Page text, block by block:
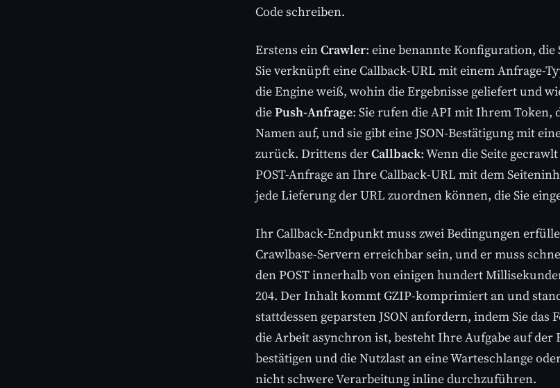
Code schreiben.
Erstens einCrawler: eine benannte Konfiguration,
Sie verknüpft eine Callback-URL mit einem Anfrage-
die Engine weiß, wohin die Ergebnisse geliefert und
diePush-Anfrage: Sie rufen die API mit Ihrem
Namen auf, und sie gibt eine JSON-Bestätigung mit
zurück. Drittens derCallback: Wenn die Seite
POST-Anfrage an Ihre Callback-URL mit dem
jede Lieferung der URL zuordnen können, die Sie
Ihr Callback-Endpunkt muss zwei Bedingungen
Crawlbase-Servern erreichbar sein, und er muss
den POST innerhalb von einigen hundert
204. Der Inhalt kommt GZIP-komprimiert an und
stattdessen geparsten JSON anfordern, indem Sie das
die Arbeit asynchron ist, besteht Ihre Aufgabe auf der
bestätigen und die Nutzlast an eine Warteschlange
nicht schwere Verarbeitung inline durchzuführen.